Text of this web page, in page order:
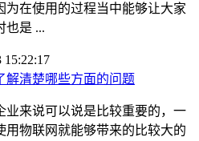
为在使用的过程当中能够让大家
也是 ...
15:22:17
解清楚哪些方面的问题
业来说可以说是比较重要的，一
用物联网就能够带来的比较大的